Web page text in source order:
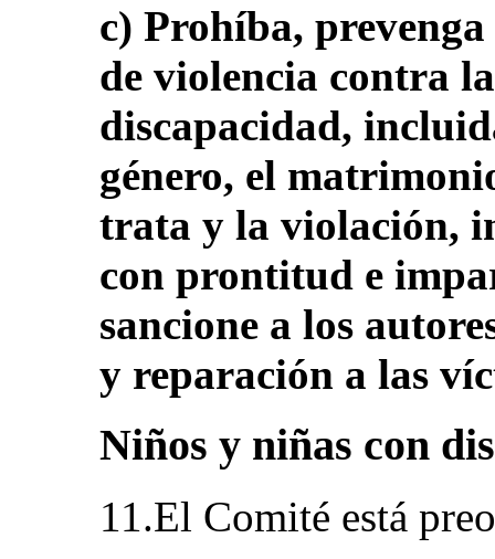
c) Prohíba,
de violencia contra
discapacidad,
género, el
trata y la violación,
con prontitud e
sancione a los
y reparación a las
Niños y niñas con
11.El Comité está